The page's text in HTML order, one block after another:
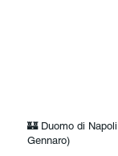
🏰 Duomo di
Gennaro)